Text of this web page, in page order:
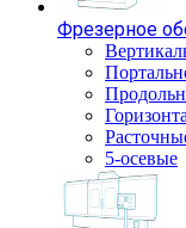
Фрезерное
5-осевые